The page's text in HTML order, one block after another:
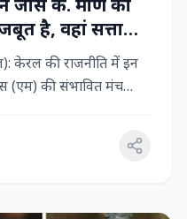
है, वहां सत्ता
बने रहने पर जोर
केरल की राजनीति में इन
(एम) की संभावित मंच